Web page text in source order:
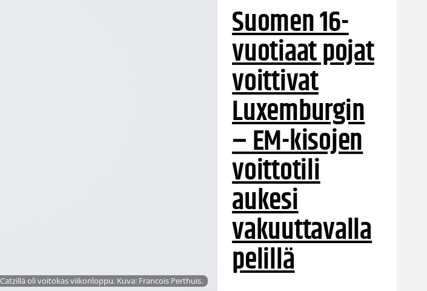
Catzillä oli voitokas viikonloppu. Kuva: Francois Perthuis.
Suomen 16-
vuotiaat pojat
voittivat
Luxemburgin
– EM-kisojen
voittotili
aukesi
vakuuttavalla
pelillä